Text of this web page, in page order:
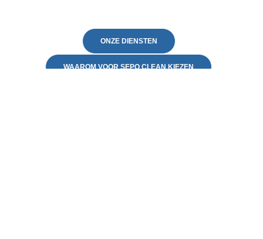
ONZE DIENSTEN
WAAROM VOOR SEPO CLEAN KIEZEN